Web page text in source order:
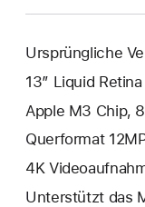
Ursprüngliche
13” Liquid
Apple M3 Chip,
Querformat
4K
Unterstützt das